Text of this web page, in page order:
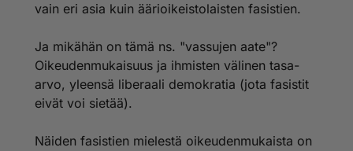
vain eri asia kuin äärioikeistolaisten fasistien.
Ja mikähän on tämä ns. "vassujen aate"?
Oikeudenmukaisuus ja ihmisten välinen tasa-
arvo, yleensä liberaali demokratia (jota fasistit
eivät voi sietää).
Näiden fasistien mielestä oikeudenmukaista on